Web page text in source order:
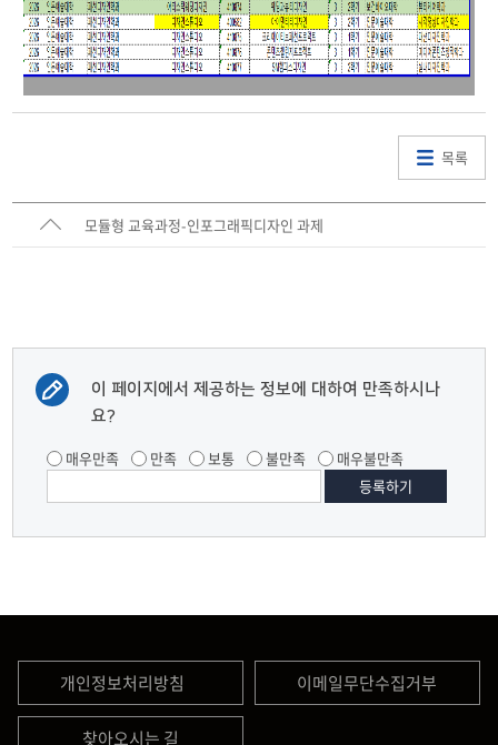
목록
모듈형 교육과정-인포그래픽디자인 과제
이 페이지에서 제공하는 정보에 대하여 만족하시나
요?
매우만족 만족 보통 불만족 매우불만족
개인정보처리방침 이메일무단수집거부
찾아오시는 길